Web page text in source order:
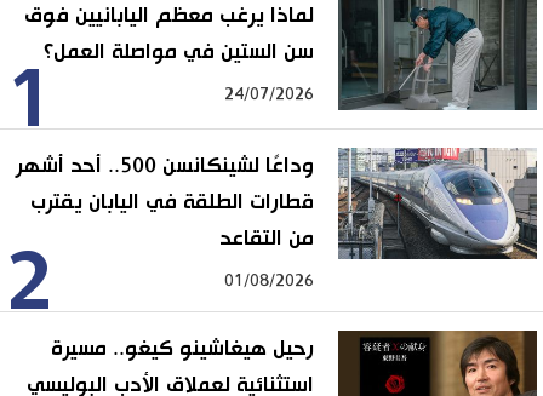
1
لماذا يرغب معظم اليابانيين فوق
سن الستين في مواصلة العمل؟
24/07/2026
2
وداعًا لشينكانسن 500.. أحد أشهر
قطارات الطلقة في اليابان يقترب
من التقاعد
01/08/2026
رحيل هيغاشينو كيغو.. مسيرة
استثنائية لعملاق الأدب البوليسي